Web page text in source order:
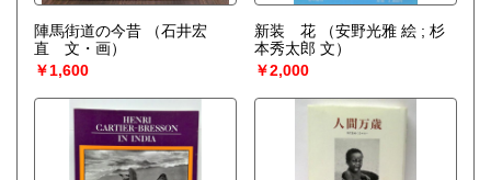
陣馬街道の今昔
（石井宏
直 文・画）
￥1,600
新装 花
（安野光雅 絵 ; 杉
本秀太郎 文）
￥2,000